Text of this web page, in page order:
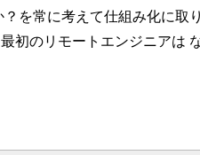
を常に考えて仕組み化に取
初のリモートエンジニアは